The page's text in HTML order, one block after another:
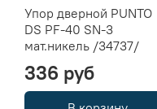
Упор дверной PUNTO
DS PF-40 SN-3
мат.никель /34737/
336 руб